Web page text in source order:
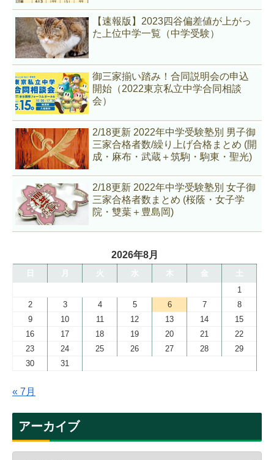
【速報版】2023四谷偏差値が上がっ
た上位中学一覧（中学受験）
御三家揃い踏み！合同説明会の申込
開始（2022東京私立中学合同相談
会）
2/18更新 2022年中学受験塾別 男子御
三家合格者数/繰り上げ合格まとめ (開
成・麻布・武蔵＋筑駒・駒東・聖光)
2/18更新 2022年中学受験塾別 女子御
三家合格者数まとめ (桜蔭・女子学
院・雙葉＋豊島岡)
2026年8月
日 火 水 木 金
土
1
2
3 4 5 6 7
8
9
10 11 12 13 14
15
16
17 18 19 20 21
22
23
24 25 26 27 28
29
30
31
« 7月
アーカイブ